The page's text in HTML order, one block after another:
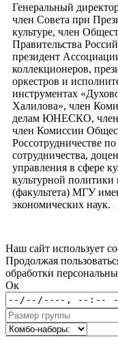
Генеральный
член Совета при
культуре, член
Правительства
президент
коллекционеров,
оркестров и
инструментах
Халилова», член
делам ЮНЕСКО, член
член Комиссии
Россотрудничестве
сотрудничества,
управления в сфере
культурной
(факультета) МГУ
экономических наук.
Наш сайт использует
Продолжая
обработки
Ок